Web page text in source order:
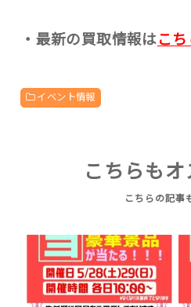
・最新の買取情報はこち
イベント情報
こちらもオ